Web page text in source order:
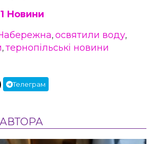
Новини
, освятили воду,
, тернопільські новини
Телеграм